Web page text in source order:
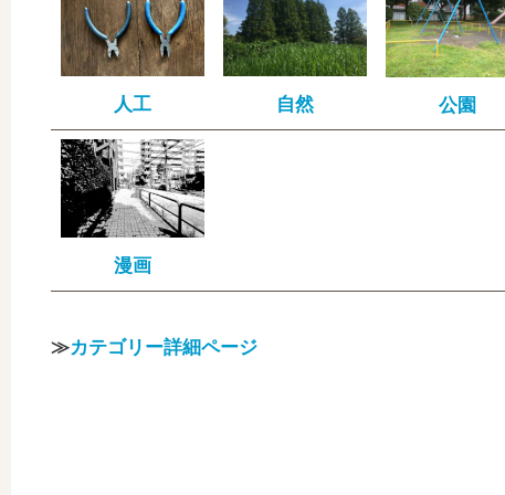
人工 自然 公園
漫画
≫カテゴリー詳細ページ